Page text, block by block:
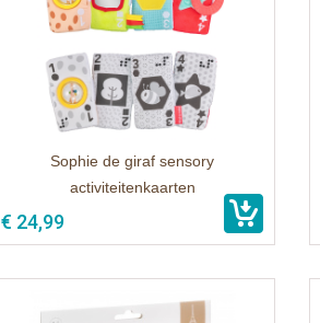
Sophie de giraf sensory
activiteitenkaarten
€ 24,99